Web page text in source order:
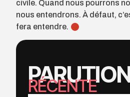
civile. Quand nous pourrons
nous entendrons. À défaut,
fera entendre.
RÉCENTE